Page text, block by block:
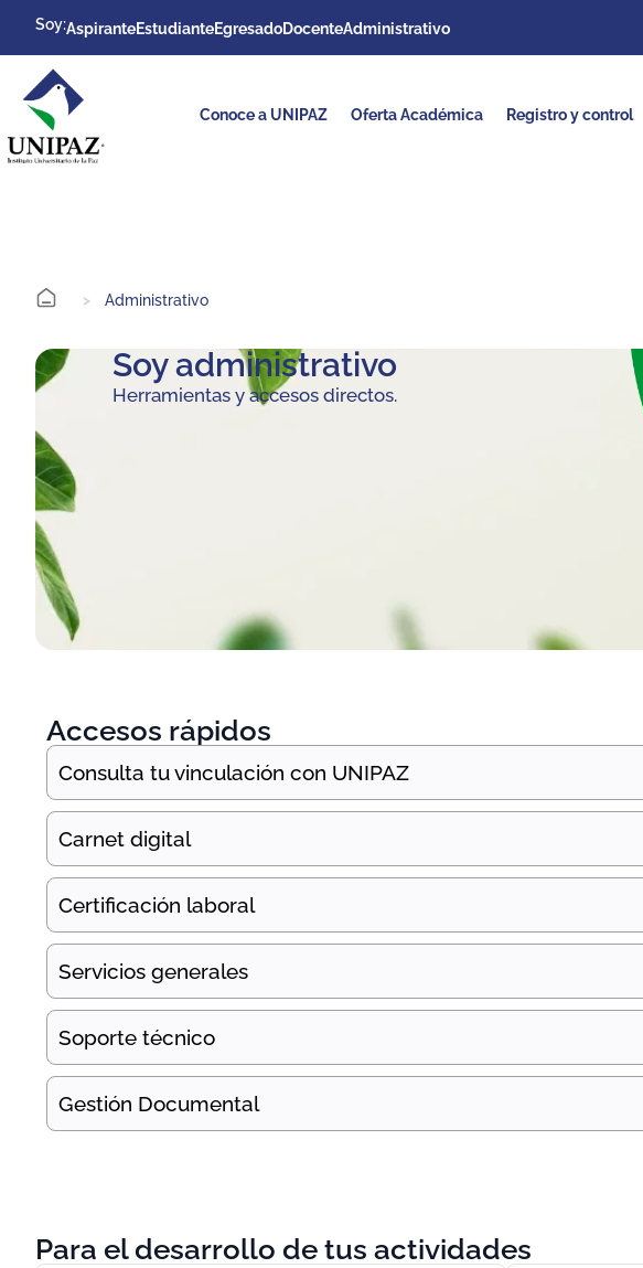
Soy:AspiranteEstudianteEgresadoDocenteAdministrativo
Conoce a UNIPAZ Oferta Académica Registro y control
> Administrativo
Soy administrativo
Herramientas y accesos directos.
Accesos rápidos
Consulta tu vinculación con UNIPAZ
Carnet digital
Certificación laboral
Servicios generales
Soporte técnico
Gestión Documental
Para el desarrollo de tus actividades